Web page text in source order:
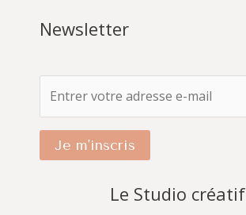
Newsletter
Je m'inscris
Le Studio créatif